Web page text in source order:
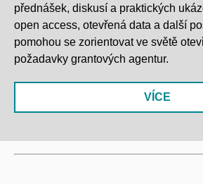
přednášek, diskusí a praktických
open access, otevřená data a další
pomohou se zorientovat ve světě
požadavky grantových agentur.
VÍCE